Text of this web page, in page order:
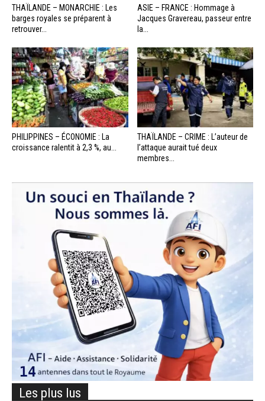
THAÏLANDE – MONARCHIE : Les
barges royales se préparent à
retrouver...
ASIE – FRANCE : Hommage à
Jacques Gravereau, passeur entre
la...
PHILIPPINES – ÉCONOMIE : La
croissance ralentit à 2,3 %, au...
THAÏLANDE – CRIME : L’auteur de
l’attaque aurait tué deux
membres...
Les plus lus